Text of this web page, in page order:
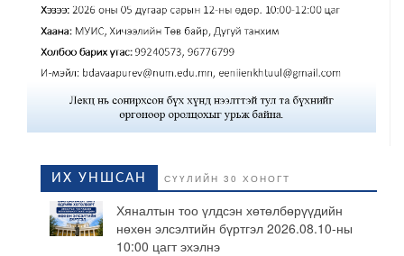
ИХ УНШСАН СҮҮЛИЙН 30 ХОНОГТ
Хяналтын тоо үлдсэн хөтөлбөрүүдийн
нөхөн элсэлтийн бүртгэл 2026.08.10-ны
10:00 цагт эхэлнэ